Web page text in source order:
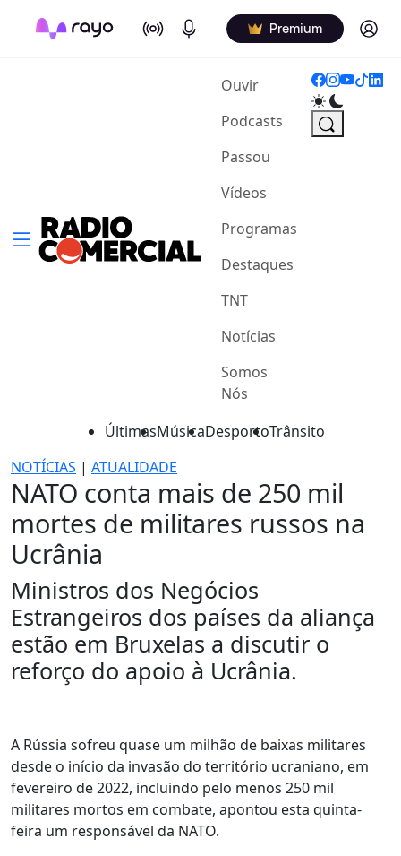
On Air Podcasts Premium Log in
Ouvir(current)
Podcasts
Passou
Vídeos
Programas
Destaques
TNT
Notícias
Somos
Nós
ÚltimasMúsicaDesportoTrânsito
NOTÍCIAS | ATUALIDADE
NATO conta mais de 250 mil
mortes de militares russos na
Ucrânia
Ministros dos Negócios
Estrangeiros dos países da aliança
estão em Bruxelas a discutir o
reforço do apoio à Ucrânia.
A Rússia sofreu quase um milhão de baixas militares
desde o início da invasão do território ucraniano, em
fevereiro de 2022, incluindo pelo menos 250 mil
militares mortos em combate, apontou esta quinta-
feira um responsável da NATO.